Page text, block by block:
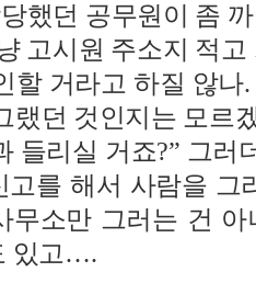
했던 공무원이 좀
고시원 주소지 적
할 거라고 하질 않나
랬던 것인지는 모르
들리실 거죠?” 그러
고를 해서 사람을 그
무소만 그러는 건
있고….